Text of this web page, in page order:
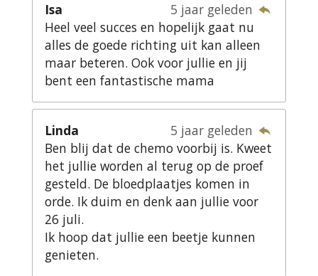
Isa
5 jaar geleden
Heel veel succes en hopelijk gaat nu
alles de goede richting uit kan alleen
maar beteren. Ook voor jullie en jij
bent een fantastische mama
Linda
5 jaar geleden
Ben blij dat de chemo voorbij is. Kweet
het jullie worden al terug op de proef
gesteld. De bloedplaatjes komen in
orde. Ik duim en denk aan jullie voor
26 juli.
Ik hoop dat jullie een beetje kunnen
genieten.